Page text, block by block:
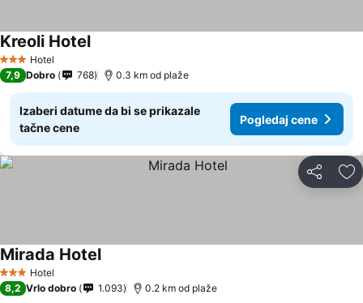
3 Zvezdice
Hotel
Kreoli HotelPogledaj cene
7,9 Dobro 768 0.3 km od plaže
Izaberi datume da bi se prikazale
tačne cene
Pogledaj cene
Deli
3 Zvezdice
Hotel
Mirada HotelPogledaj cene
8,2 Vrlo dobro 1.093 0.2 km od plaže